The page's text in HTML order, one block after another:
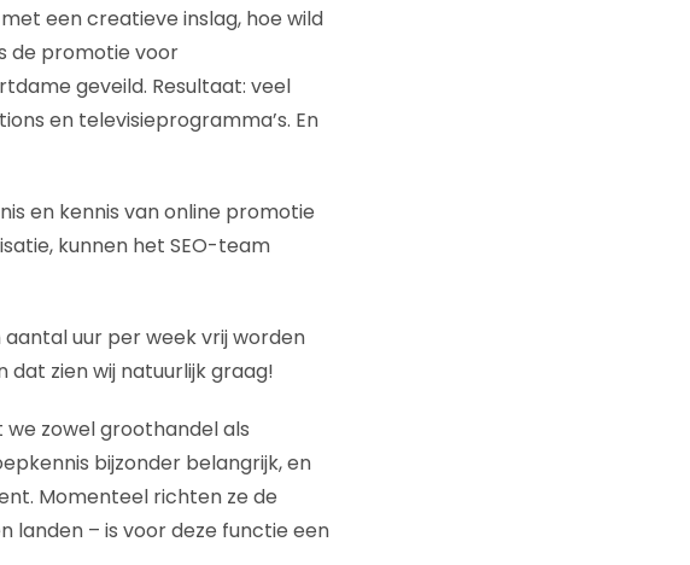
een creatieve inslag, hoe wild
de promotie voor
geveild. Resultaat: veel
en televisieprogramma’s. En
en kennis van online promotie
kunnen het SEO-team
uur per week vrij worden
zien wij natuurlijk graag!
zowel groothandel als
bijzonder belangrijk, en
Momenteel richten ze de
landen – is voor deze functie een